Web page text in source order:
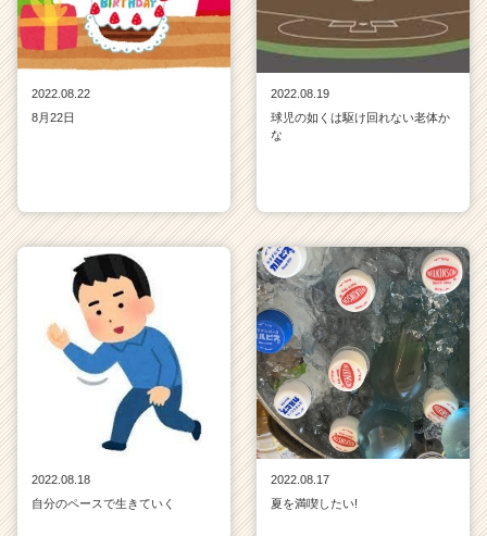
2022.08.22
8月22日
2022.08.19
球児の如くは駆け回れない老体か
な
2022.08.18
自分のペースで生きていく
2022.08.17
夏を満喫したい!